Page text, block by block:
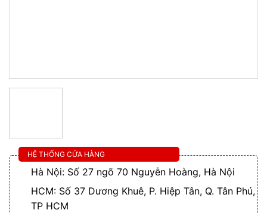
HỆ THỐNG CỬA HÀNG
Hà Nội: Số 27 ngõ 70 Nguyễn Hoàng, Hà Nội
HCM: Số 37 Dương Khuê, P. Hiệp Tân, Q. Tân Phú,
TP HCM